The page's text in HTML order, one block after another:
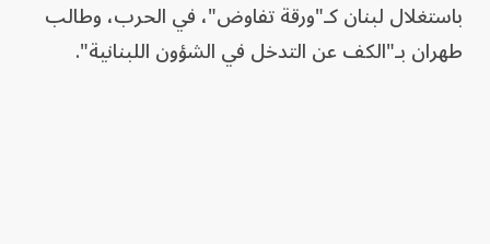
باستغلال لبنان كـ"ورقة تفاوض"، في الحرب، وطالب
طهران بـ"الكف عن التدخل في الشؤون اللبنانية".